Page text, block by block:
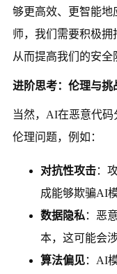
够更高效、更智能地
师，我们需要积极拥
从而提高我们的安全
进阶思考：伦理与挑
当然，AI在恶意代
伦理问题，例如：
对抗性攻击：
成能够欺骗AI
数据隐私：恶
本，这可能会
算法偏见：AI